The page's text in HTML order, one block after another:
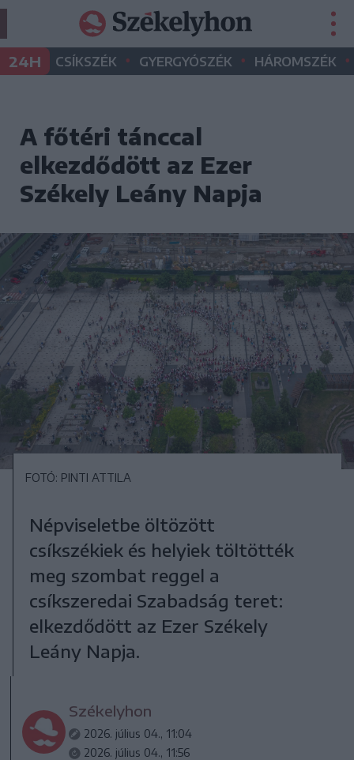
24H CSÍKSZÉK • GYERGYÓSZÉK • HÁROMSZÉK •
A főtéri tánccal
elkezdődött az Ezer
Székely Leány Napja
FOTÓ: PINTI ATTILA
Népviseletbe öltözött
csíkszékiek és helyiek töltötték
meg szombat reggel a
csíkszeredai Szabadság teret:
elkezdődött az Ezer Székely
Leány Napja.
Székelyhon
2026. július 04., 11:04
2026. július 04., 11:56